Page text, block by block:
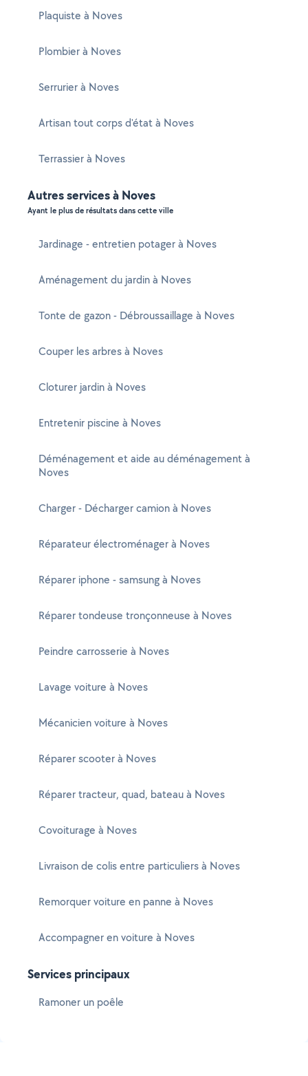
Plaquiste à Noves
Plombier à Noves
Serrurier à Noves
Artisan tout corps d'état à Noves
Terrassier à Noves
Autres services à Noves
Ayant le plus de résultats dans cette ville
Jardinage - entretien potager à Noves
Aménagement du jardin à Noves
Tonte de gazon - Débroussaillage à Noves
Couper les arbres à Noves
Cloturer jardin à Noves
Entretenir piscine à Noves
Déménagement et aide au déménagement à
Noves
Charger - Décharger camion à Noves
Réparateur électroménager à Noves
Réparer iphone - samsung à Noves
Réparer tondeuse tronçonneuse à Noves
Peindre carrosserie à Noves
Lavage voiture à Noves
Mécanicien voiture à Noves
Réparer scooter à Noves
Réparer tracteur, quad, bateau à Noves
Covoiturage à Noves
Livraison de colis entre particuliers à Noves
Remorquer voiture en panne à Noves
Accompagner en voiture à Noves
Services principaux
Ramoner un poêle